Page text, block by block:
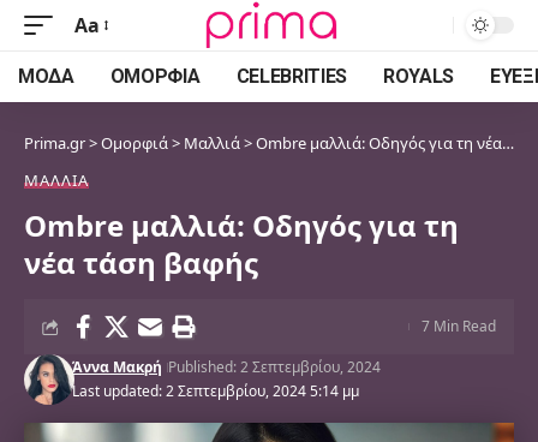
Font
Resizer
Aa
ΜΌΔΑ ΟΜΟΡΦΙΆ CELEBRITIES ROYALS
Prima.gr>Ομορφιά> Μαλλιά>Ombre μαλλιά: Οδηγός για τη νέα τάση βαφής
ΜΑΛΛΙΆ
Ombre μαλλιά: Οδηγός για τη
νέα τάση βαφής
Last updated: 2 Σεπτεμβρίου, 2024 5:14 μμ
Άννα Μακρή Published: 2 Σεπτεμβρίου, 2024
7 Min Read